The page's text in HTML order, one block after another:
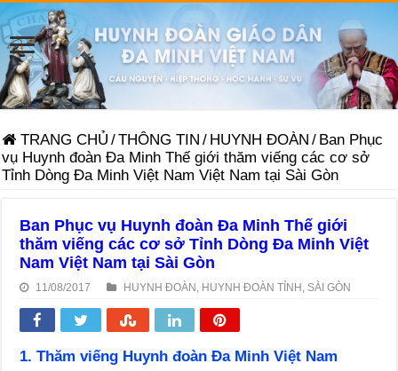
TRANG CHỦ /THÔNG TIN / HUYNH ĐOÀN / Ban Phục
vụ Huynh đoàn Đa Minh Thế giới thăm viếng các cơ sở
Tỉnh Dòng Đa Minh Việt Nam Việt Nam tại Sài Gòn
Ban Phục vụ Huynh đoàn Đa Minh Thế giới
thăm viếng các cơ sở Tỉnh Dòng Đa Minh Việt
Nam Việt Nam tại Sài Gòn
11/08/2017 HUYNH ĐOÀN HUYNH ĐOÀN TỈNH SÀI GÒN
1. Thăm viếng Huynh đoàn Đa Minh Việt Nam